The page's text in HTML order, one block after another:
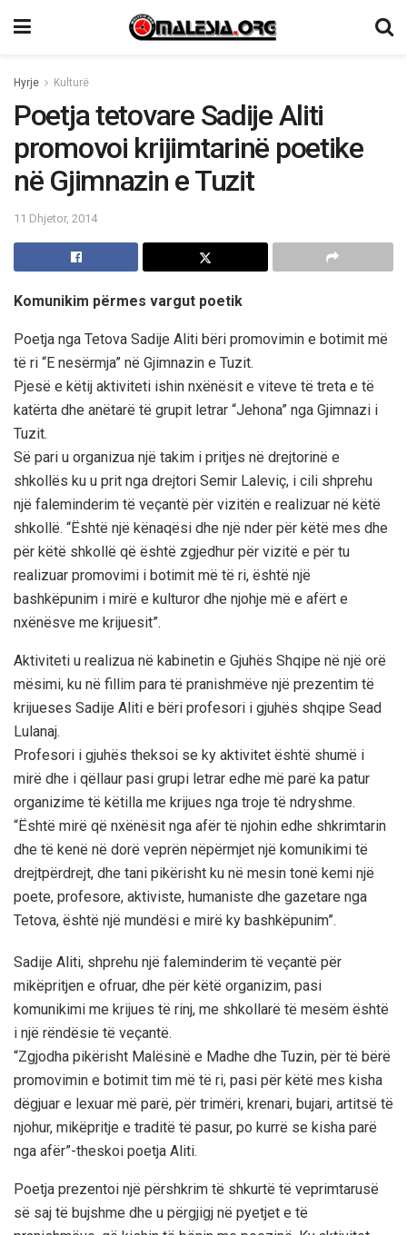
Hyrje Kulturë
Poetja tetovare Sadije Aliti
promovoi krijimtarinë poetike
në Gjimnazin e Tuzit
11 Dhjetor, 2014
Komunikim përmes vargut poetik
Poetja nga Tetova Sadije Aliti bëri promovimin e botimit më
të ri “E nesërmja” në Gjimnazin e Tuzit.
Pjesë e këtij aktiviteti ishin nxënësit e viteve të treta e të
katërta dhe anëtarë të grupit letrar “Jehona” nga Gjimnazi i
Tuzit.
Së pari u organizua një takim i pritjes në drejtorinë e
shkollës ku u prit nga drejtori Semir Laleviç, i cili shprehu
një faleminderim të veçantë për vizitën e realizuar në këtë
shkollë. “Është një kënaqësi dhe një nder për këtë mes dhe
për këtë shkollë që është zgjedhur për vizitë e për tu
realizuar promovimi i botimit më të ri, është një
bashkëpunim i mirë e kulturor dhe njohje më e afërt e
nxënësve me krijuesit”.
Aktiviteti u realizua në kabinetin e Gjuhës Shqipe në një orë
mësimi, ku në fillim para të pranishmëve një prezentim të
krijueses Sadije Aliti e bëri profesori i gjuhës shqipe Sead
Lulanaj.
Profesori i gjuhës theksoi se ky aktivitet është shumë i
mirë dhe i qëllaur pasi grupi letrar edhe më parë ka patur
organizime të këtilla me krijues nga troje të ndryshme.
“Është mirë që nxënësit nga afër të njohin edhe shkrimtarin
dhe të kenë në dorë veprën nëpërmjet një komunikimi të
drejtpërdrejt, dhe tani pikërisht ku në mesin tonë kemi një
poete, profesore, aktiviste, humaniste dhe gazetare nga
Tetova, është një mundësi e mirë ky bashkëpunim”.
Sadije Aliti, shprehu një faleminderim të veçantë për
mikëpritjen e ofruar, dhe për këtë organizim, pasi
komunikimi me krijues të rinj, me shkollarë të mesëm është
i një rëndësie të veçantë.
“Zgjodha pikërisht Malësinë e Madhe dhe Tuzin, për të bërë
promovimin e botimit tim më të ri, pasi për këtë mes kisha
dëgjuar e lexuar më parë, për trimëri, krenari, bujari, artitsë të
njohur, mikëpritje e traditë të pasur, po kurrë se kisha parë
nga afër”-theskoi poetja Aliti.
Poetja prezentoi një përshkrim të shkurtë të veprimtarusë
së saj të bujshme dhe u përgjigj në pyetjet e të